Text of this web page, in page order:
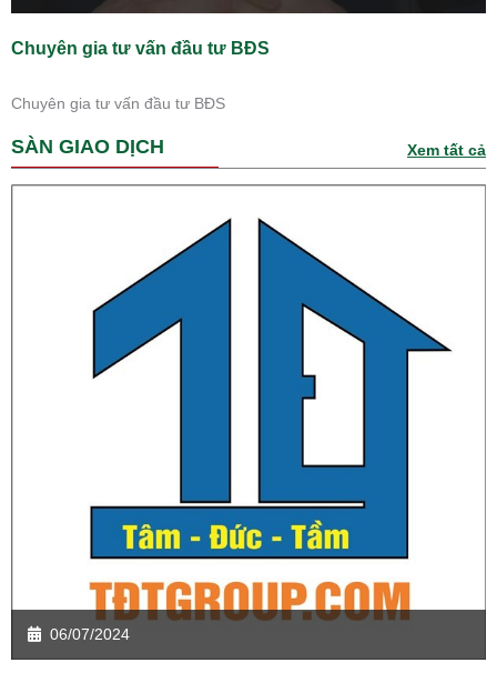
Chuyên gia tư vấn đầu tư BĐS
Chuyên gia tư vấn đầu tư BĐS
SÀN GIAO DỊCH Xem tất cả
06/07/2024